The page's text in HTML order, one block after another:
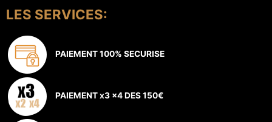
de professionnels qui cherchent, inventent et conçoivent
les produits avec lesquels, eux-mêmes en tant que
pêcheurs, ils voudraient pêcher. Un étroit réseau de
collaboration entre fanatiques de la pêche, reflète l'âme
de la marque et permet á HART continuer d' innover et de
développer le meilleur équipement de pêche.
LES SERVICES:
PAIEMENT 100% SECURISE
PAIEMENT x3 x4 DES 150€